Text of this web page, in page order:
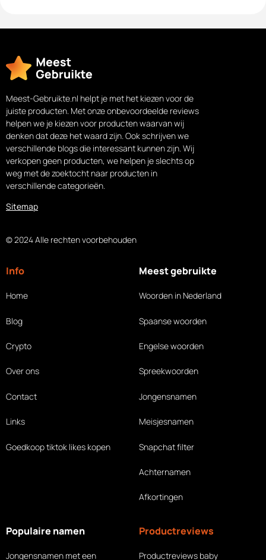
Meest-Gebruikte.nl helpt je met het kiezen voor de
juiste producten. Met onze onbevoordeelde reviews
helpen we je kiezen voor producten waarvan wij
denken dat deze het waard zijn. Ook schrijven we
verschillende blogs die interessant kunnen zijn. Wij
verkopen geen producten, we helpen je slechts op
weg met de zoektocht naar producten in
verschillende categorieën.
Sitemap
© 2024 Alle rechten voorbehouden
Info
Home
Blog
Crypto
Over ons
Contact
Links
Goedkoop tiktok likes kopen
Meest gebruikte
Woorden in Nederland
Spaanse woorden
Engelse woorden
Spreekwoorden
Jongensnamen
Meisjesnamen
Snapchat filter
Achternamen
Afkortingen
Populaire namen
Jongensnamen met een
Productreviews
Productreviews baby